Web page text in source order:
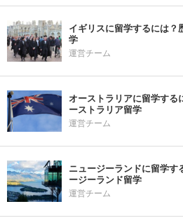
イギリスに留学するには？
学
運営チーム
オーストラリアに留学する
ーストラリア留学
運営チーム
ニュージーランドに留学す
ージーランド留学
運営チーム